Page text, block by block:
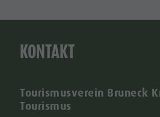
KONTAKT
Tourismusverein Bruneck
Tourismus